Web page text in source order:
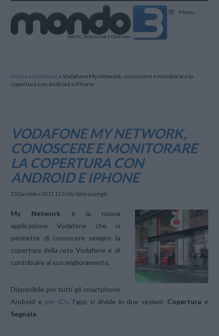
Menu
Home »Vodafone »Vodafone My Network, conoscere e monitorare la
copertura con Android e iPhone
VODAFONE MY NETWORK,
CONOSCERE E MONITORARE
LA COPERTURA CON
ANDROID E IPHONE
23 Dicembre 2011 11:53 by Valerio Longhi
My Network è la nuova
applicazione Vodafone che vi
permette di conoscere sempre la
copertura della rete Vodafone e di
contribuire al suo miglioramento.
Disponibile per tutti gli smartphone
Android e per iOs, l’app si divide in due sezioni: Copertura e
Segnala.